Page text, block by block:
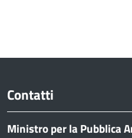
Contatti
Ministro per la Pubblica